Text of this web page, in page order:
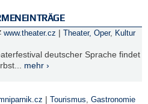
www.theater.cz | Theater, Oper, Kultur
deutscher Sprache findet
mehr ›
| Tourismus Gastronomie